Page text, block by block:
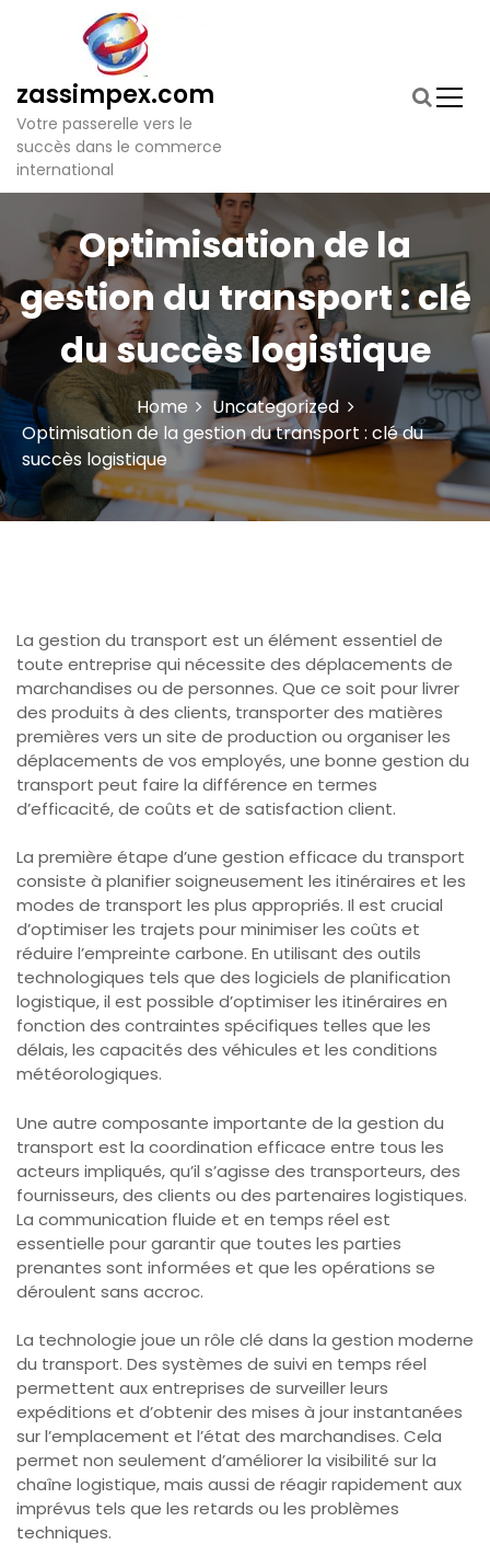
n
t
zassimpex.com
Votre passerelle vers le
succès dans le commerce
international
Optimisation de la
gestion du transport : clé
du succès logistique
Home
Uncategorized
Optimisation de la gestion du transport : clé du
succès logistique
La gestion du transport est un élément essentiel de
toute entreprise qui nécessite des déplacements de
marchandises ou de personnes. Que ce soit pour livrer
des produits à des clients, transporter des matières
premières vers un site de production ou organiser les
déplacements de vos employés, une bonne gestion du
transport peut faire la différence en termes
d’efficacité, de coûts et de satisfaction client.
La première étape d’une gestion efficace du transport
consiste à planifier soigneusement les itinéraires et les
modes de transport les plus appropriés. Il est crucial
d’optimiser les trajets pour minimiser les coûts et
réduire l’empreinte carbone. En utilisant des outils
technologiques tels que des logiciels de planification
logistique, il est possible d’optimiser les itinéraires en
fonction des contraintes spécifiques telles que les
délais, les capacités des véhicules et les conditions
météorologiques.
Une autre composante importante de la gestion du
transport est la coordination efficace entre tous les
acteurs impliqués, qu’il s’agisse des transporteurs, des
fournisseurs, des clients ou des partenaires logistiques.
La communication fluide et en temps réel est
essentielle pour garantir que toutes les parties
prenantes sont informées et que les opérations se
déroulent sans accroc.
La technologie joue un rôle clé dans la gestion moderne
du transport. Des systèmes de suivi en temps réel
permettent aux entreprises de surveiller leurs
expéditions et d’obtenir des mises à jour instantanées
sur l’emplacement et l’état des marchandises. Cela
permet non seulement d’améliorer la visibilité sur la
chaîne logistique, mais aussi de réagir rapidement aux
imprévus tels que les retards ou les problèmes
techniques.